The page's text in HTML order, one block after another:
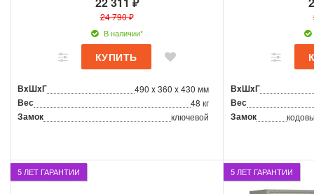
24 790 ₽
В наличии*
ВxШxГ 490 x 360 x 430 мм
Вес 48 кг
Замок ключевой
ВxШxГ
Вес
Замок
5 ЛЕТ ГАРАНТИИ 5 ЛЕТ ГАРАНТИИ